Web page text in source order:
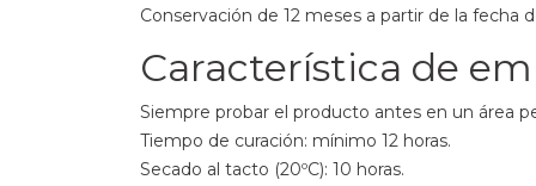
Conservación de 12 meses a partir de la fecha
Característica de
Siempre probar el producto antes en un área
Tiempo de curación: mínimo 12 horas.
Secado al tacto (20ºC): 10 horas.